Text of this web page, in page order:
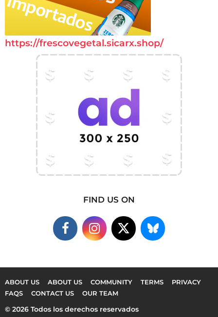
https://frescovegetal.sicarx.shop/
FIND US ON
ABOUT US ABOUT US COMMUNITY TERMS
PRIVACY
FAQS
CONTACT US OUR TEAM
© 2026 Todos los derechos reservados